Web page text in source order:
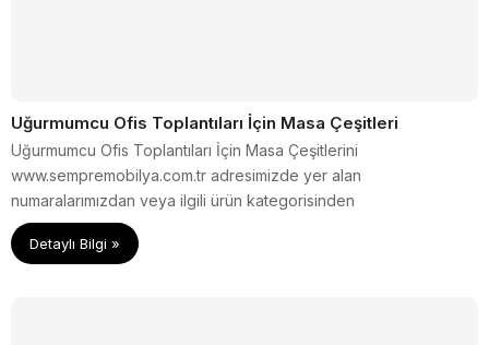
Uğurmumcu Ofis Toplantıları İçin Masa Çeşitleri
Uğurmumcu Ofis Toplantıları İçin Masa Çeşitlerini
www.sempremobilya.com.tr adresimizde yer alan
numaralarımızdan veya ilgili ürün kategorisinden
inceleyebilirsiniz.
Detaylı Bilgi »